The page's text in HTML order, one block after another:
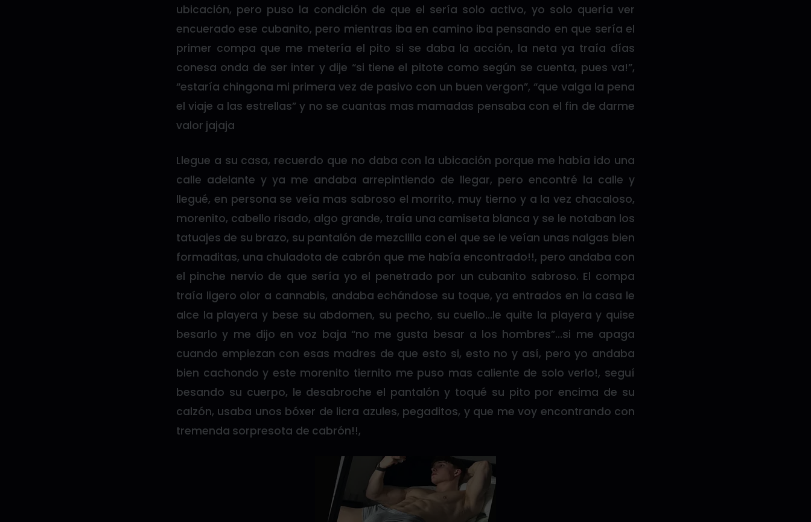
ubicación, pero puso la condición de que el sería solo activo, yo solo quería ver
encuerado ese cubanito, pero mientras iba en camino iba pensando en que sería el
primer compa que me metería el pito si se daba la acción, la neta ya traía días
conesa onda de ser inter y dije “si tiene el pitote como según se cuenta, pues va!”,
“estaría chingona mi primera vez de pasivo con un buen vergon”, “que valga la pena
el viaje a las estrellas” y no se cuantas mas mamadas pensaba con el fin de darme
valor jajaja
Llegue a su casa, recuerdo que no daba con la ubicación porque me había ido una
calle adelante y ya me andaba arrepintiendo de llegar, pero encontré la calle y
llegué, en persona se veía mas sabroso el morrito, muy tierno y a la vez chacaloso,
morenito, cabello risado, algo grande, traía una camiseta blanca y se le notaban los
tatuajes de su brazo, su pantalón de mezclilla con el que se le veían unas nalgas bien
formaditas, una chuladota de cabrón que me había encontrado!!, pero andaba con
el pinche nervio de que sería yo el penetrado por un cubanito sabroso. El compa
traía ligero olor a cannabis, andaba echándose su toque, ya entrados en la casa le
alce la playera y bese su abdomen, su pecho, su cuello…le quite la playera y quise
besarlo y me dijo en voz baja “no me gusta besar a los hombres”…si me apaga
cuando empiezan con esas madres de que esto si, esto no y así, pero yo andaba
bien cachondo y este morenito tiernito me puso mas caliente de solo verlo!, seguí
besando su cuerpo, le desabroche el pantalón y toqué su pito por encima de su
calzón, usaba unos bóxer de licra azules, pegaditos, y que me voy encontrando con
tremenda sorpresota de cabrón!!,